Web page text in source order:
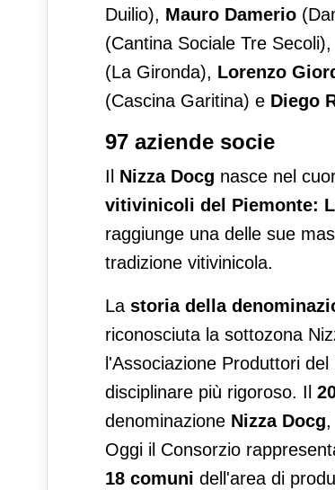
Duilio), Mauro Damerio
(Cantina Sociale Tre Secoli),
(La Gironda), Lorenzo
(Cascina Garitina) e Diego
97 aziende socie
Il Nizza Docg nasce nel
vitivinicoli del Piemonte:
raggiunge una delle sue
tradizione vitivinicola.
La storia della
riconosciuta la sottozona
l'Associazione Produttori del
disciplinare più rigoroso. Il
denominazione Nizza Docg,
Oggi il Consorzio
18 comuni dell'area di